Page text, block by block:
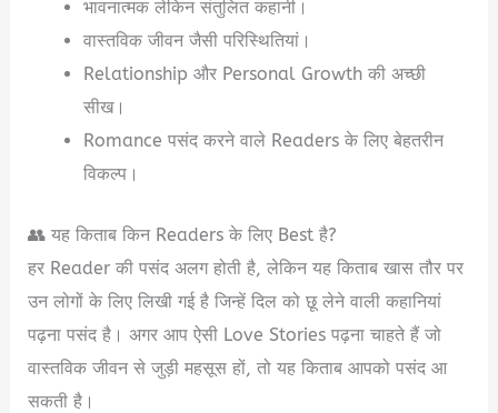
भावनात्मक लेकिन संतुलित कहानी।
वास्तविक जीवन जैसी परिस्थितियां।
Relationship और Personal Growth की अच्छी
सीख।
Romance पसंद करने वाले Readers के लिए बेहतरीन
विकल्प।
👥 यह किताब किन Readers के लिए Best है?
हर Reader की पसंद अलग होती है, लेकिन यह किताब खास तौर पर
उन लोगों के लिए लिखी गई है जिन्हें दिल को छू लेने वाली कहानियां
पढ़ना पसंद है। अगर आप ऐसी Love Stories पढ़ना चाहते हैं जो
वास्तविक जीवन से जुड़ी महसूस हों, तो यह किताब आपको पसंद आ
सकती है।